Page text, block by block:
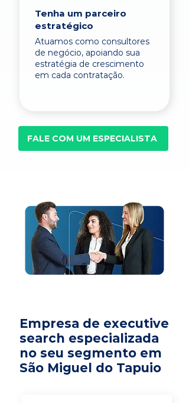
Tenha um parceiro
estratégico
Atuamos como consultores
de negócio, apoiando sua
estratégia de crescimento
em cada contratação.
FALE COM UM ESPECIALISTA
Empresa de executive
search especializada
no seu segmento em
São Miguel do Tapuio